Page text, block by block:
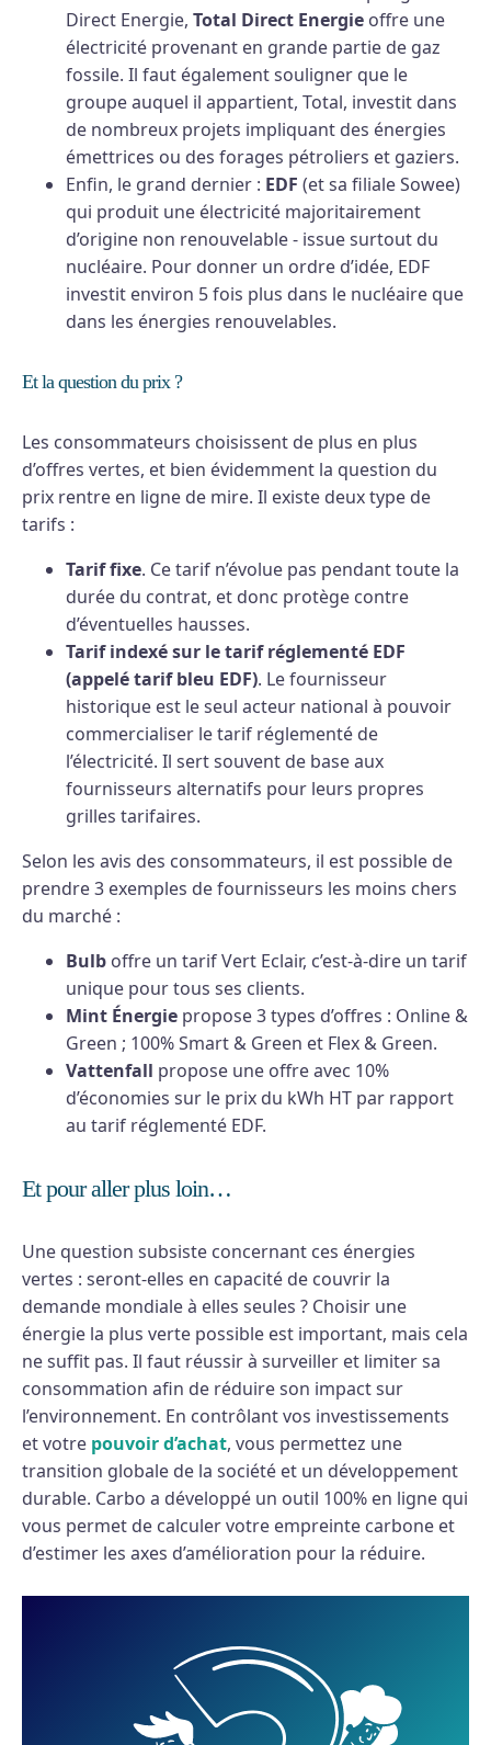
Direct Energie, Total Direct Energie offre une
électricité provenant en grande partie de gaz
fossile. Il faut également souligner que le
groupe auquel il appartient, Total, investit dans
de nombreux projets impliquant des énergies
émettrices ou des forages pétroliers et gaziers.
Enfin, le grand dernier : EDF (et sa filiale Sowee)
qui produit une électricité majoritairement
d’origine non renouvelable - issue surtout du
nucléaire. Pour donner un ordre d’idée, EDF
investit environ 5 fois plus dans le nucléaire que
dans les énergies renouvelables.
Et la question du prix ?
Les consommateurs choisissent de plus en plus
d’offres vertes, et bien évidemment la question du
prix rentre en ligne de mire. Il existe deux type de
tarifs :
Tarif fixe. Ce tarif n’évolue pas pendant toute la
durée du contrat, et donc protège contre
d’éventuelles hausses.
Tarif indexé sur le tarif réglementé EDF
(appelé tarif bleu EDF). Le fournisseur
historique est le seul acteur national à pouvoir
commercialiser le tarif réglementé de
l’électricité. Il sert souvent de base aux
fournisseurs alternatifs pour leurs propres
grilles tarifaires.
Selon les avis des consommateurs, il est possible de
prendre 3 exemples de fournisseurs les moins chers
du marché :
Bulb offre un tarif Vert Eclair, c’est-à-dire un tarif
unique pour tous ses clients.
Mint Énergie propose 3 types d’offres : Online &
Green ; 100% Smart & Green et Flex & Green.
Vattenfall propose une offre avec 10%
d’économies sur le prix du kWh HT par rapport
au tarif réglementé EDF.
Et pour aller plus loin…
Une question subsiste concernant ces énergies
vertes : seront-elles en capacité de couvrir la
demande mondiale à elles seules ? Choisir une
énergie la plus verte possible est important, mais cela
ne suffit pas. Il faut réussir à surveiller et limiter sa
consommation afin de réduire son impact sur
l’environnement. En contrôlant vos investissements
et votre pouvoir d’achat, vous permettez une
transition globale de la société et un développement
durable. Carbo a développé un outil 100% en ligne qui
vous permet de calculer votre empreinte carbone et
d’estimer les axes d’amélioration pour la réduire.